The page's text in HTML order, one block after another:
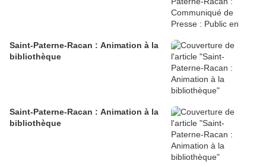
Saint-Paterne-Racan : Animation à la
bibliothèque
Saint-Paterne-Racan : Animation à la
bibliothèque